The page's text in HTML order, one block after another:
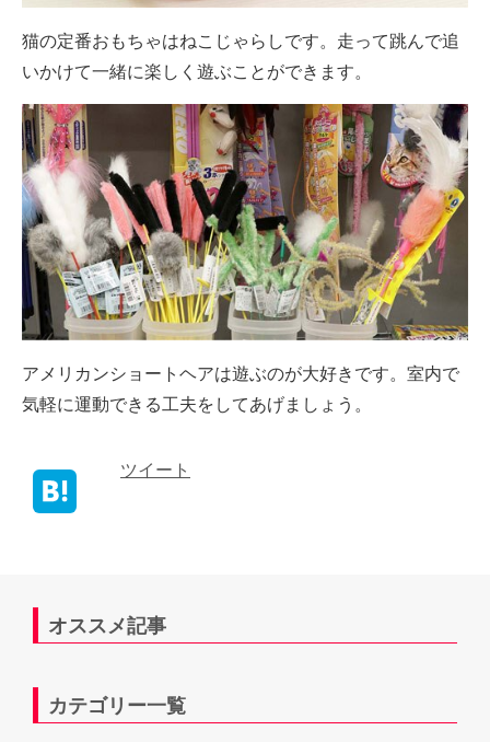
猫の定番おもちゃはねこじゃらしです。走って跳んで追
いかけて一緒に楽しく遊ぶことができます。
アメリカンショートヘアは遊ぶのが大好きです。室内で
気軽に運動できる工夫をしてあげましょう。
ツイート
オススメ記事
カテゴリー一覧